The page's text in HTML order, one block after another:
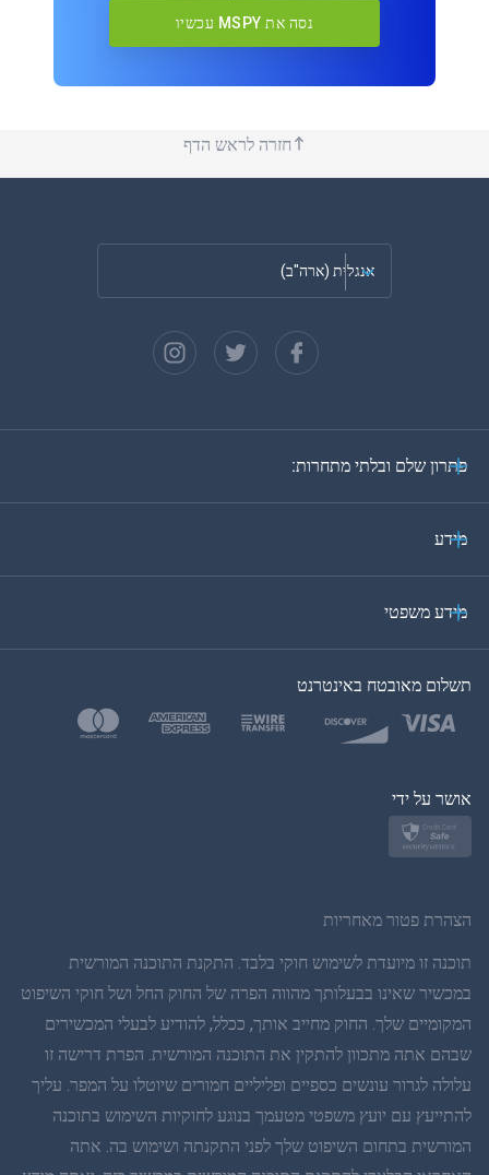
נסה את MSPY עכשיו
חזרה לראש הדף
אנגלית (ארה"ב)
גרמנית
בטורקית
פולנית
תאית
סינית פשוטה
דנית
הינדי
פתרון שלם ובלתי מתחרות:
מידע
מידע משפטי
תשלום מאובטח באינטרנט
אושר על ידי
הצהרת פטור מאחריות
תוכנה זו מיועדת לשימוש חוקי בלבד. התקנת התוכנה המורשית
במכשיר שאינו בבעלותך מהווה הפרה של החוק החל ושל חוקי השיפוט
המקומיים שלך. החוק מחייב אותך, ככלל, להודיע לבעלי המכשירים
שבהם אתה מתכוון להתקין את התוכנה המורשית. הפרת דרישה זו
עלולה לגרור עונשים כספיים ופליליים חמורים שיוטלו על המפר. עליך
להתייעץ עם יועץ משפטי מטעמך בנוגע לחוקיות השימוש בתוכנה
המורשית בתחום השיפוט שלך לפני התקנתה ושימוש בה. אתה